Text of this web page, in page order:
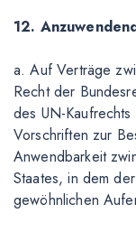
12.
a. Auf Verträge
Recht der
des UN-
Vorschriften zur
Anwendbarkeit
Staates, in dem
gewöhnlichen